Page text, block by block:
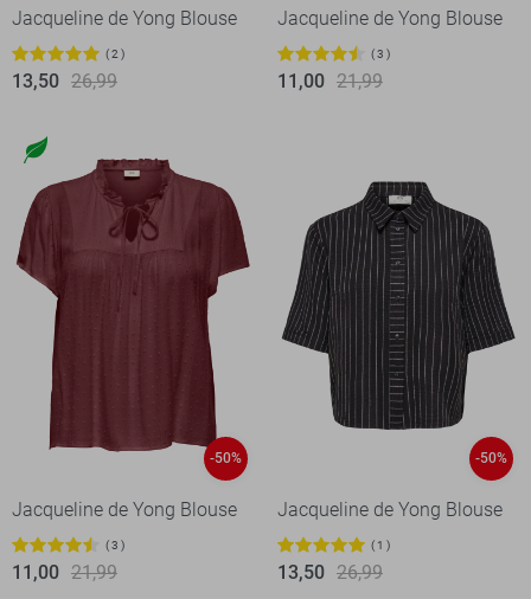
Jacqueline de Yong Blouse
2
13,50 26,99
Jacqueline de Yong Blouse
3
11,00 21,99
-50%
Jacqueline de Yong Blouse
3
11,00 21,99
-50%
Jacqueline de Yong Blouse
1
13,50 26,99